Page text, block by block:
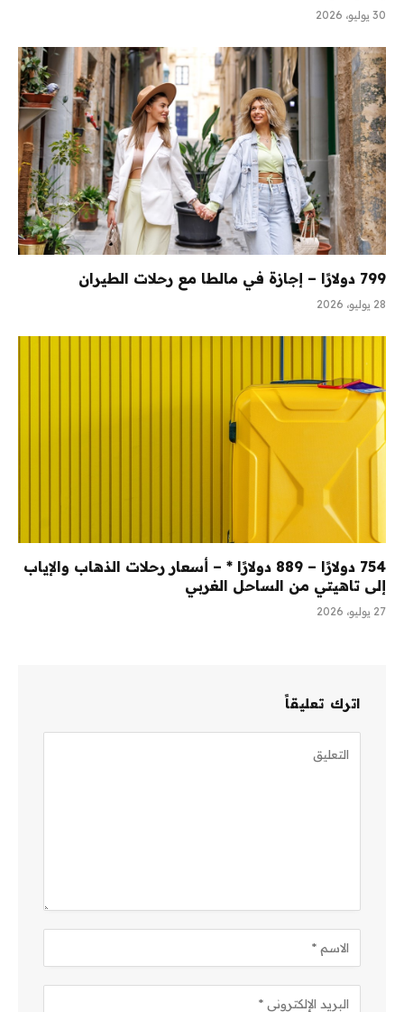
30 يوليو، 2026
799 دولارًا – إجازة في مالطا مع رحلات الطيران
28 يوليو، 2026
754 دولارًا – 889 دولارًا * – أسعار رحلات الذهاب والإياب
إلى تاهيتي من الساحل الغربي
27 يوليو، 2026
اترك تعليقاً